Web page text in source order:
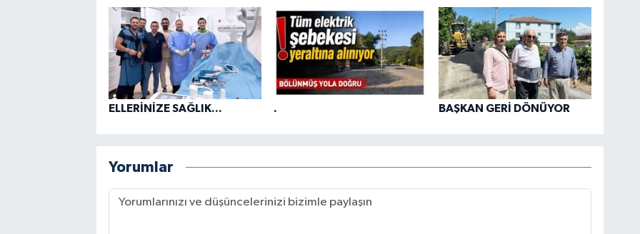
ELLERİNİZE SAĞLIK... . BAŞKAN GERİ DÖNÜYOR
Yorumlar